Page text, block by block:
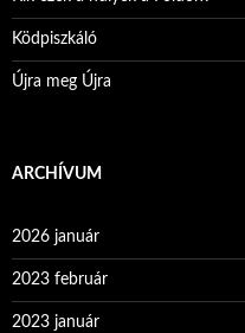
Ködpiszkáló
Újra meg Újra
ARCHÍVUM
2026 január
2023 február
2023 január